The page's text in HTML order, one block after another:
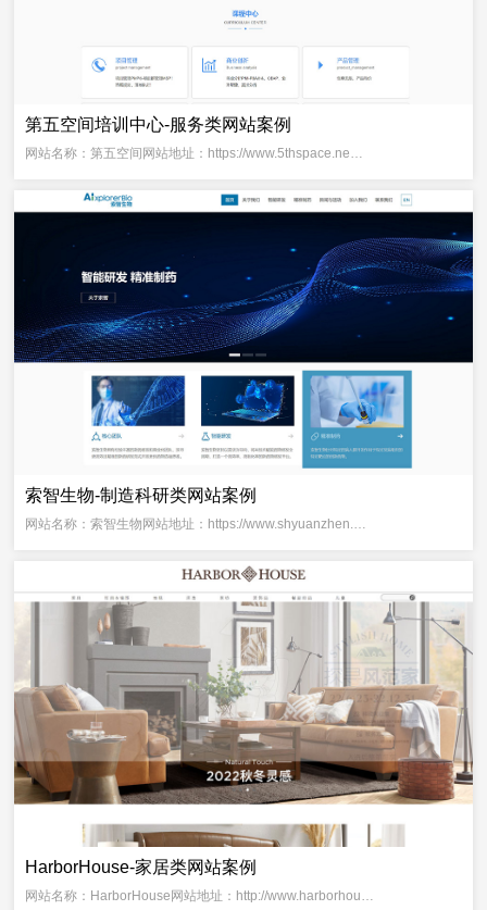
第五空间培训中心-服务类网站案例
网站名称：第五空间网站地址：https://www.5thspace.ne…
索智生物-制造科研类网站案例
网站名称：索智生物网站地址：https://www.shyuanzhen.…
HarborHouse-家居类网站案例
网站名称：HarborHouse网站地址：http://www.harborhou…